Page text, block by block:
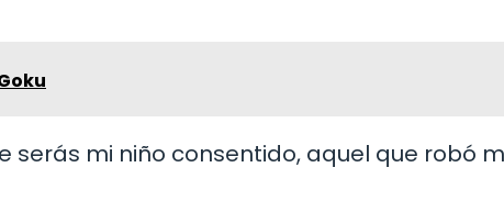
serás mi niño consentido, aquel que robó